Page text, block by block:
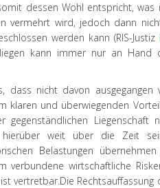
dessen Wohl entspricht, was
vermehrt wird, jedoch dann
werden kann (RIS-Justiz
kann immer nur an Hand
dass nicht davon
klaren und überwiegenden
gegenständlichen Liegenschaft
weit über die Zeit
Belastungen
verbundene wirtschaftliche
vertretbar.Die Rechtsauffassung